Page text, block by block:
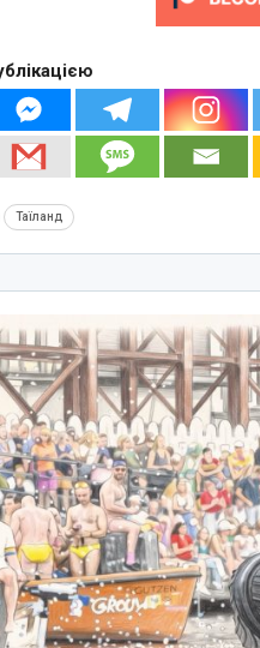
Таїланд